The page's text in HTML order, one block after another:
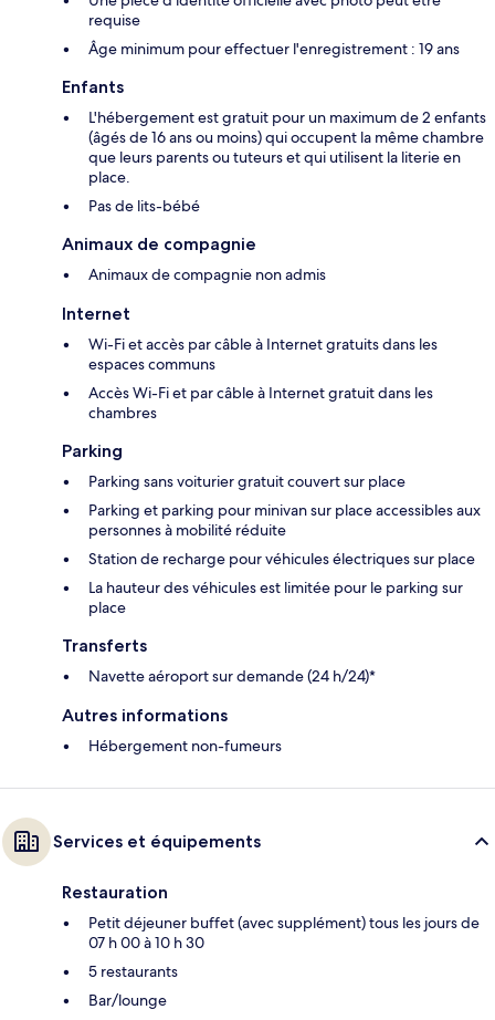
requise
Âge minimum pour effectuer l'enregistrement : 19 ans
Enfants
L'hébergement est gratuit pour un maximum de 2 enfants
(âgés de 16 ans ou moins) qui occupent la même chambre
que leurs parents ou tuteurs et qui utilisent la literie en
place.
Pas de lits-bébé
Animaux de compagnie
Animaux de compagnie non admis
Internet
Wi-Fi et accès par câble à Internet gratuits dans les
espaces communs
Accès Wi-Fi et par câble à Internet gratuit dans les
chambres
Parking
Parking sans voiturier gratuit couvert sur place
Parking et parking pour minivan sur place accessibles aux
personnes à mobilité réduite
Station de recharge pour véhicules électriques sur place
La hauteur des véhicules est limitée pour le parking sur
place
Transferts
Navette aéroport sur demande (24 h/24)*
Autres informations
Hébergement non-fumeurs
Services et équipements
Restauration
Petit déjeuner buffet (avec supplément) tous les jours de
07 h 00 à 10 h 30
5 restaurants
Bar/lounge